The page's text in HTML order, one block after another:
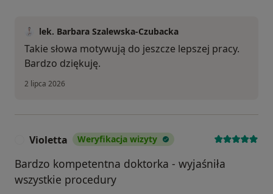
lek. Barbara Szalewska-Czubacka
Takie słowa motywują do jeszcze lepszej pracy.
Bardzo dziękuję.
2 lipca 2026
Violetta Weryfikacja wizyty
Bardzo kompetentna doktorka - wyjaśniła
wszystkie procedury